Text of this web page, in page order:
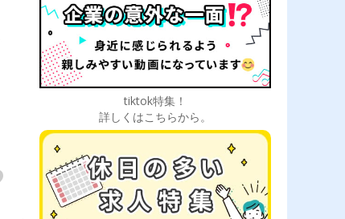
tiktok特集！
詳しくはこちらから。